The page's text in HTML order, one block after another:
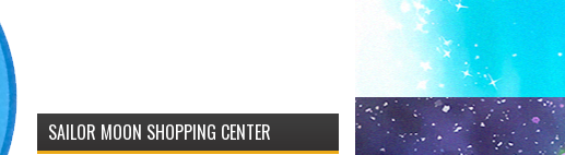
SAILOR MOON SHOPPING CENTER